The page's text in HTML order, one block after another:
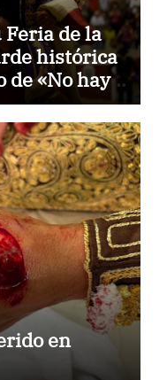
de la
histórica
«No hay
en